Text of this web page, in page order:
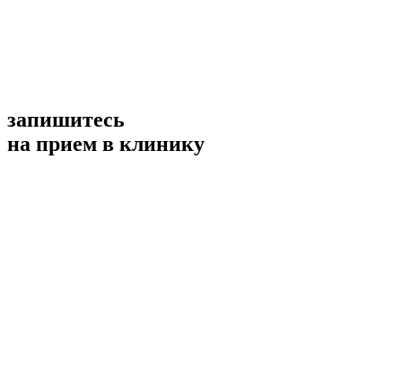
запишитесь
на прием в клинику